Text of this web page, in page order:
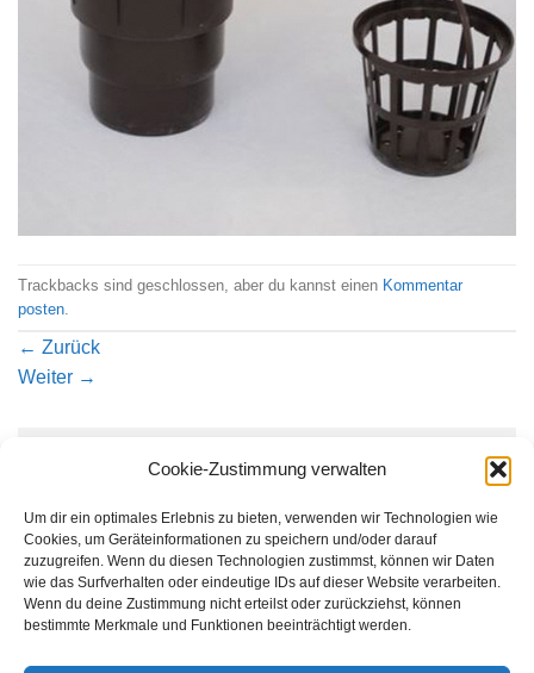
Cookie-Zustimmung verwalten
Um dir ein optimales Erlebnis zu bieten, verwenden wir Technologien wie
Cookies, um Geräteinformationen zu speichern und/oder darauf
zuzugreifen. Wenn du diesen Technologien zustimmst, können wir Daten
wie das Surfverhalten oder eindeutige IDs auf dieser Website verarbeiten.
Wenn du deine Zustimmung nicht erteilst oder zurückziehst, können
bestimmte Merkmale und Funktionen beeinträchtigt werden.
Trackbacks sind geschlossen, aber du kannst einen Kommentar
posten
← Zurück
Weiter →
Schreibe einen Kommentar
Du musst angemeldet
sein, um einen Kommentar
abzugeben.